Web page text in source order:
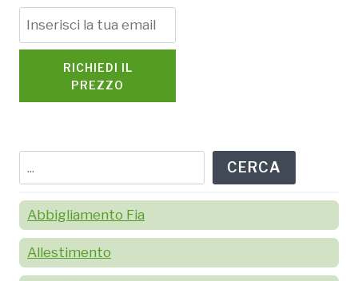
RICHIEDI IL
PREZZO
CERCA
Abbigliamento Fia
Allestimento